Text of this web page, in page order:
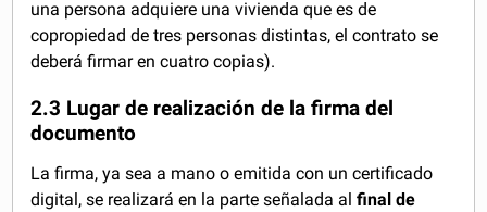
una persona adquiere una vivienda que es de
copropiedad de tres personas distintas, el contrato se
deberá firmar en cuatro copias).
2.3 Lugar de realización de la firma del
documento
La firma, ya sea a mano o emitida con un certificado
digital, se realizará en la parte señalada al final de